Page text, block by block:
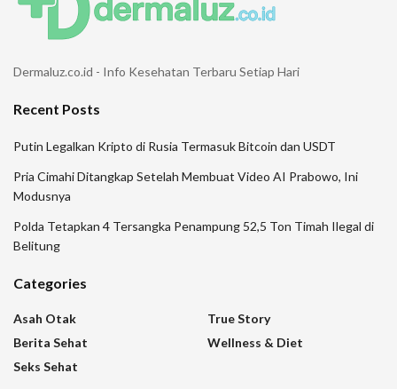
Dermaluz.co.id - Info Kesehatan Terbaru Setiap Hari
Recent Posts
Putin Legalkan Kripto di Rusia Termasuk Bitcoin dan USDT
Pria Cimahi Ditangkap Setelah Membuat Video AI Prabowo, Ini
Modusnya
Polda Tetapkan 4 Tersangka Penampung 52,5 Ton Timah Ilegal di
Belitung
Categories
Asah Otak
Berita Sehat
Seks Sehat
True Story
Wellness & Diet